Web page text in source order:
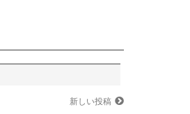
新しい投稿